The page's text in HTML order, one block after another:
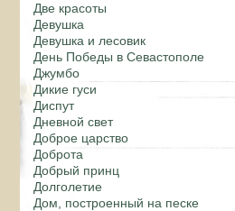
Две красоты
Девушка
Девушка и лесовик
День Победы в Севастополе
Джумбо
Дикие гуси
Диспут
Дневной свет
Доброе царство
Доброта
Добрый принц
Долголетие
Дом, построенный на песке